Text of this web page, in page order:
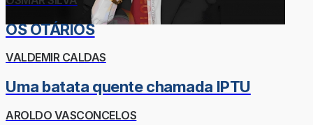
OS OTÁRIOS
VALDEMIR CALDAS
Uma batata quente chamada IPTU
AROLDO VASCONCELOS